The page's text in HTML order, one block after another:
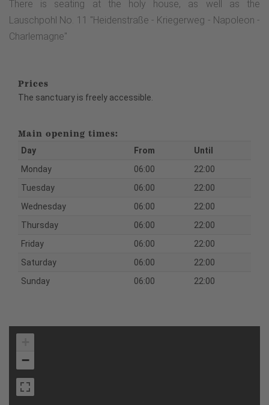
There is seating at the holy house, as well as the
Lauschpohl No. 11 "Heidenstraße - Kriegerweg - Napoleon -
Charlemagne"
Prices
The sanctuary is freely accessible.
Main opening times:
Day From
Until
Monday
06:00
22:00
Tuesday
06:00
22:00
Wednesday
06:00
22:00
Thursday
06:00
22:00
Friday
06:00
22:00
Saturday
06:00
22:00
Sunday
06:00 22:00
−